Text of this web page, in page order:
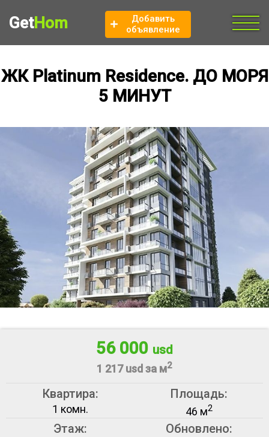
GetHom
Добавить
объявление
ЖК Platinum Residence. ДО МОРЯ
5 МИНУТ
56 000 usd
1 217 usd за м2
Квартира:
1 комн.
Площадь:
46 м2
Этаж: Обновлено: